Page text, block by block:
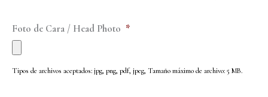
Foto de Cara / Head Photo *
Tipos de archivos aceptados: jpg, png, pdf, jpeg, Tamaño máximo de archivo: 5 MB.